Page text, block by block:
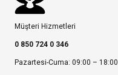
Müşteri Hizmetleri
0 850 724 0 346
Pazartesi-Cuma: 09:00 – 18:00